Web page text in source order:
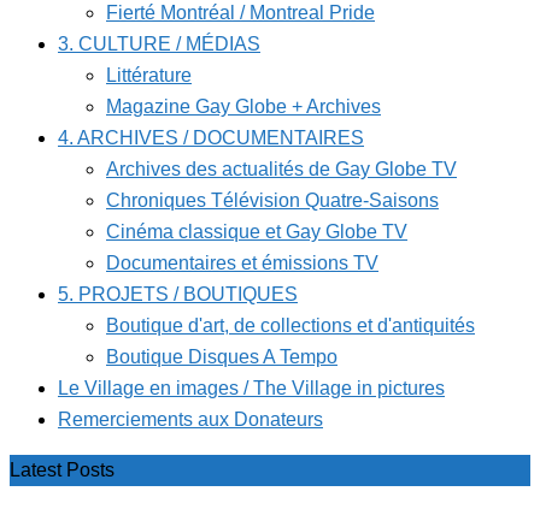
Fierté Montréal / Montreal Pride
3. CULTURE / MÉDIAS
Littérature
Magazine Gay Globe + Archives
4. ARCHIVES / DOCUMENTAIRES
Archives des actualités de Gay Globe TV
Chroniques Télévision Quatre-Saisons
Cinéma classique et Gay Globe TV
Documentaires et émissions TV
5. PROJETS / BOUTIQUES
Boutique d'art, de collections et d'antiquités
Boutique Disques A Tempo
Le Village en images / The Village in pictures
Remerciements aux Donateurs
Latest Posts